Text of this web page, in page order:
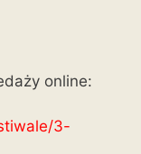
online:
3-